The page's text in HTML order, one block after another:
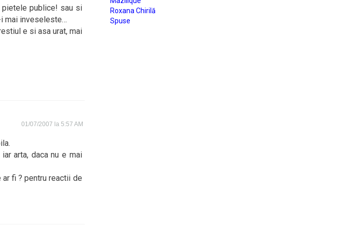
pietele publice! sau si
mai inveseleste…
e si asa urat, mai
01/07/2007 la 5:57 AM
arta, daca nu e mai
fi ? pentru reactii de
Roxana Chirilă
Spuse